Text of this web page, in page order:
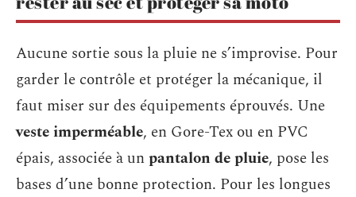
Aucune sortie sous la pluie ne s’improvise. Pour
garder le contrôle et protéger la mécanique, il
faut miser sur des équipements éprouvés. Une
veste imperméable, en Gore-Tex ou en PVC
épais, associée à unpantalon de pluie, pose les
bases d’une bonne protection. Pour les longues